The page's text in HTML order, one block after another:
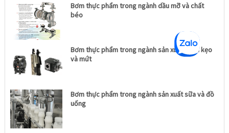
Bơm thực phẩm trong ngành dầu mỡ và chất
béo
Bơm thực phẩm trong ngành sản xuất bánh kẹo
và mứt
Bơm thực phẩm trong ngành sản xuất sữa và đồ
uống